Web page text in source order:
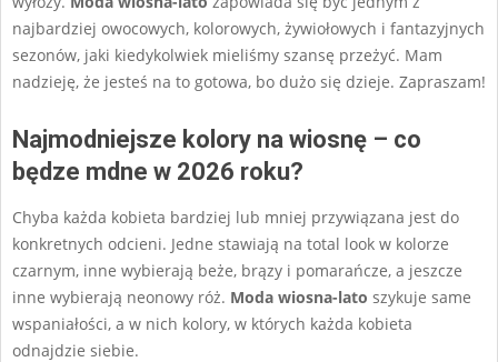
najbardziej owocowych, kolorowych, żywiołowych i fantazyjnych
sezonów, jaki kiedykolwiek mieliśmy szansę przeżyć. Mam
nadzieję, że jesteś na to gotowa, bo dużo się dzieje. Zapraszam!
Najmodniejsze kolory na wiosnę – co
będze mdne w 2026 roku?
Chyba każda kobieta bardziej lub mniej przywiązana jest do
konkretnych odcieni. Jedne stawiają na total look w kolorze
czarnym, inne wybierają beże, brązy i pomarańcze, a jeszcze
inne wybierają neonowy róż. Moda wiosna-lato szykuje same
wspaniałości, a w nich kolory, w których każda kobieta
odnajdzie siebie.